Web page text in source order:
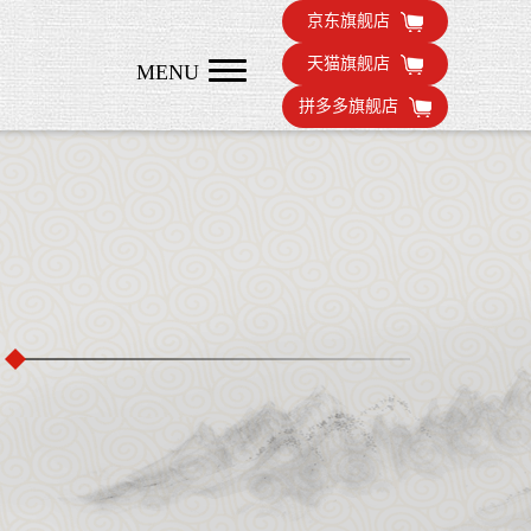
京东旗舰店
天猫旗舰店
拼多多旗舰店
MENU